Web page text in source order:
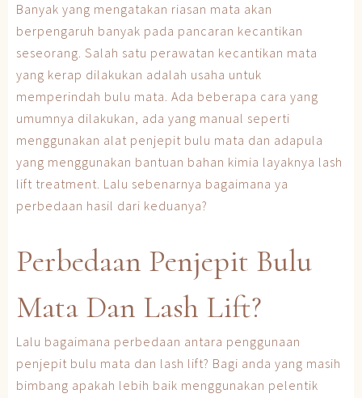
Banyak yang mengatakan riasan mata akan
berpengaruh banyak pada pancaran kecantikan
seseorang. Salah satu perawatan kecantikan mata
yang kerap dilakukan adalah usaha untuk
memperindah bulu mata. Ada beberapa cara yang
umumnya dilakukan, ada yang manual seperti
menggunakan alat penjepit bulu mata dan adapula
yang menggunakan bantuan bahan kimia layaknya lash
lift treatment. Lalu sebenarnya bagaimana ya
perbedaan hasil dari keduanya?
Perbedaan Penjepit Bulu
Mata Dan Lash Lift?
Lalu bagaimana perbedaan antara penggunaan
penjepit bulu mata dan lash lift? Bagi anda yang masih
bimbang apakah lebih baik menggunakan pelentik